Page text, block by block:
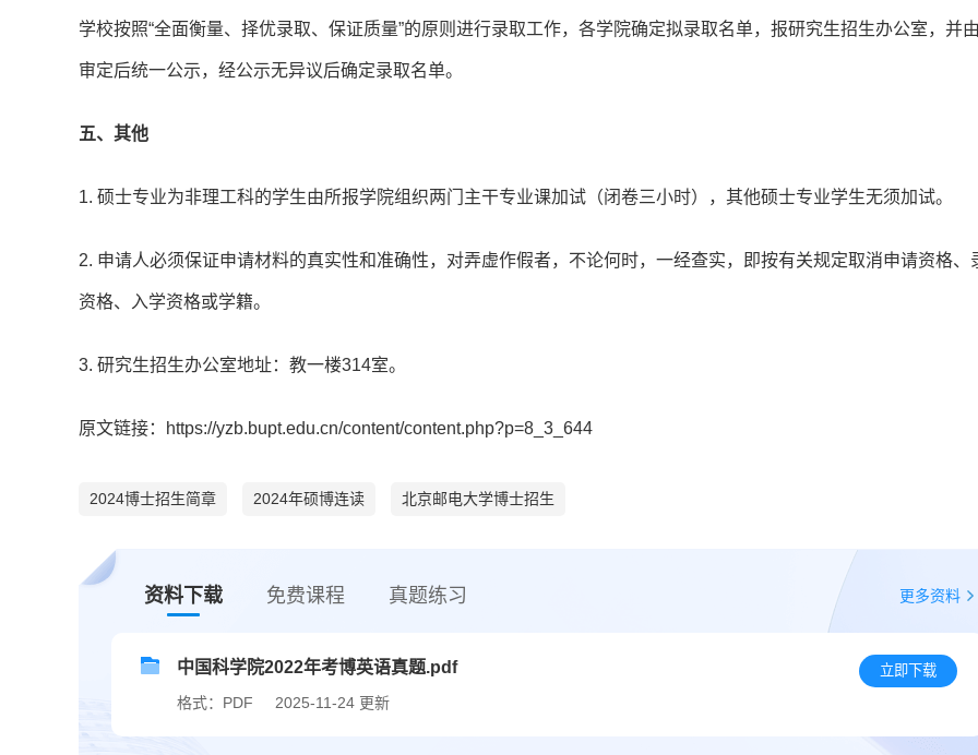
学校按照“全面衡量、择优录取、保证质量”的原则进行录取工作，各学院确定拟录取名单，报研究生招生办公室，并
审定后统一公示，经公示无异议后确定录取名单。
五、其他
1. 硕士专业为非理工科的学生由所报学院组织两门主干专业课加试（闭卷三小时），其他硕士专业学生无须加试。
2. 申请人必须保证申请材料的真实性和准确性，对弄虚作假者，不论何时，一经查实，即按有关规定取消申请资格、
资格、入学资格或学籍。
3. 研究生招生办公室地址：教一楼314室。
原文链接：https://yzb.bupt.edu.cn/content/content.php?p=8_3_644
2024博士招生简章 2024年硕博连读 北京邮电大学博士招生
资料下载 免费课程 真题练习 更多资料
中国科学院2022年考博英语真题.pdf
格式：PDF 2025-11-24 更新
立即下载